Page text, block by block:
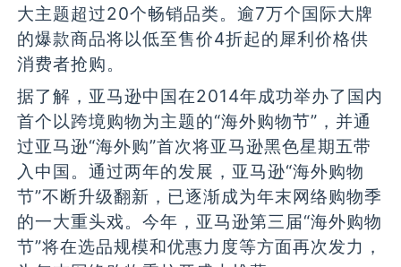
大主题超过20个畅销品类。逾7万个国际大牌
的爆款商品将以低至售价4折起的犀利价格供
消费者抢购。
据了解，亚马逊中国在2014年成功举办了国内
首个以跨境购物为主题的“海外购物节”，并通
过亚马逊“海外购”首次将亚马逊黑色星期五带
入中国。通过两年的发展，亚马逊“海外购物
节”不断升级翻新，已逐渐成为年末网络购物季
的一大重头戏。今年，亚马逊第三届“海外购物
节”将在选品规模和优惠力度等方面再次发力，